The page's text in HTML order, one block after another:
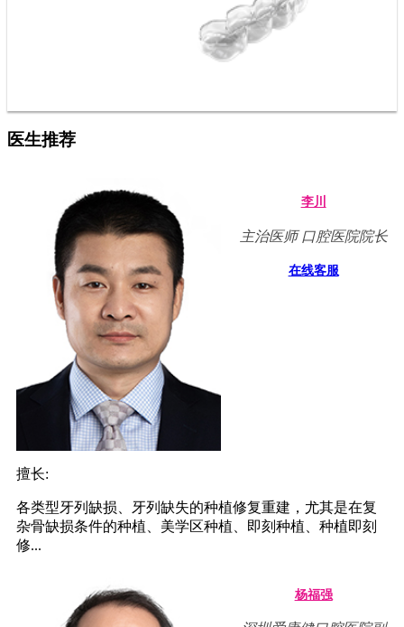
医生推荐
李川
主治医师 口腔医院院长
在线客服
擅长:
各类型牙列缺损、牙列缺失的种植修复重建，尤其是在复
杂骨缺损条件的种植、美学区种植、即刻种植、种植即刻
修...
杨福强